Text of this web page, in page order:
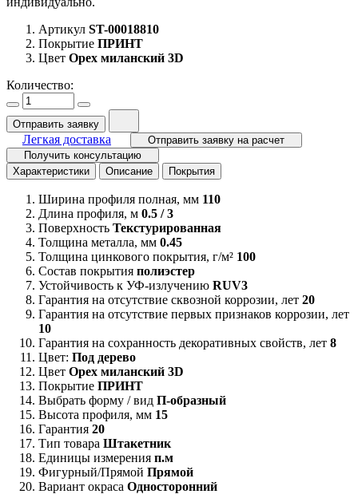
Артикул ST-00018810
Покрытие ПРИНТ
Цвет Орех миланский 3D
Количество:
Отправить заявку
Легкая доставка
Отправить заявку на расчет
Получить консультацию
Характеристики
Описание Покрытия
Ширина профиля полная, мм 110
Длина профиля, м 0.5 / 3
Поверхность Текстурированная
Толщина металла, мм 0.45
Толщина цинкового покрытия, г/м² 100
Состав покрытия полиэстер
Устойчивость к УФ-излучению RUV3
Гарантия на отсутствие сквозной коррозии, лет 20
Гарантия на отсутствие первых признаков коррозии, лет
10
Гарантия на сохранность декоративных свойств, лет 8
Цвет: Под дерево
Цвет Орех миланский 3D
Покрытие ПРИНТ
Выбрать форму / вид П-образный
Высота профиля, мм 15
Гарантия 20
Тип товара Штакетник
Единицы измерения п.м
Фигурный/Прямой Прямой
Вариант окраса Односторонний